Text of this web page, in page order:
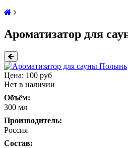
Ароматизатор для
Цена: 100 руб
Нет в наличии
Объём:
300 мл
Производитель:
Россия
Состав: